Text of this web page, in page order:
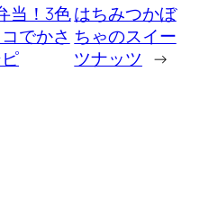
当！3色
でかさ
はちみつかぼ
ちゃのスイー
ツナッツ →